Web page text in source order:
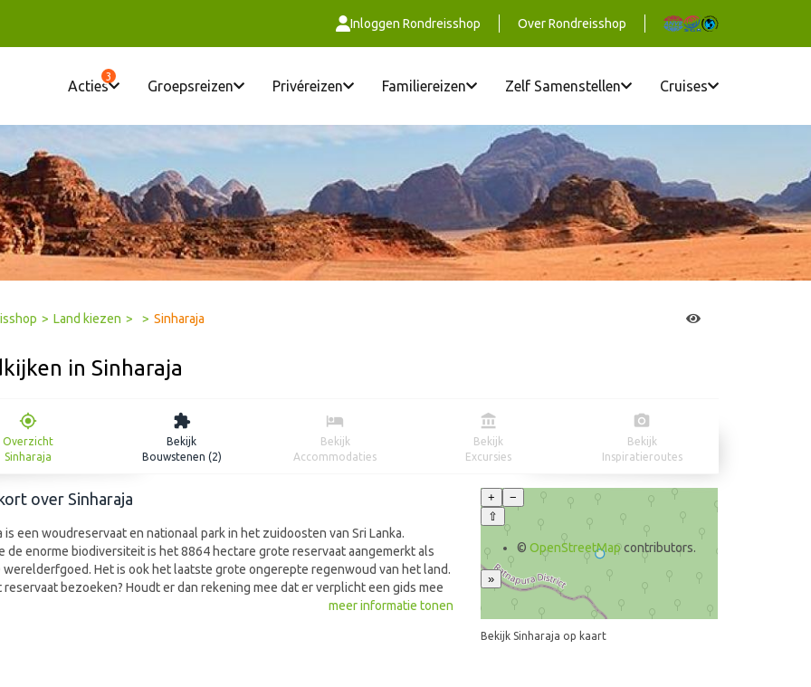
Inloggen Rondreisshop Over Rondreisshop
Acties
3
Groepsreizen Privéreizen Familiereizen Zelf Samenstellen Cruises
> Land kiezen > > Sinharaja
in Sinharaja
Overzicht
Sinharaja
Bekijk
Bouwstenen (2)
Bekijk
Accommodaties
Bekijk
Excursies
Bekijk
Inspiratieroutes
over Sinharaja
is een woudreservaat en nationaal park in het zuidoosten van Sri Lanka.
de enorme biodiversiteit is het 8864 hectare grote reservaat aangemerkt als
werelderfgoed. Het is ook het laatste grote ongerepte regenwoud van het land.
reservaat bezoeken? Houdt er dan rekening mee dat er verplicht een gids mee
gaan. Het grote voordeel hiervan is dat de gids u van alles weet te vertellen over
meer informatie tonen
+
−
⇧
©OpenStreetMapcontributors.
»
Bekijk Sinharaja op kaart